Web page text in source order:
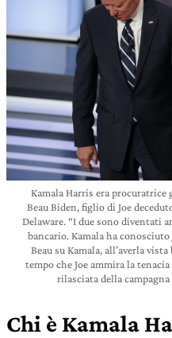
Kamala Harris era
Beau Biden, figlio di Joe
Delaware. “I due sono diventati
bancario. Kamala ha
Beau su Kamala, all’averla
tempo che Joe ammira la
rilasciata della
Chi è Kamala